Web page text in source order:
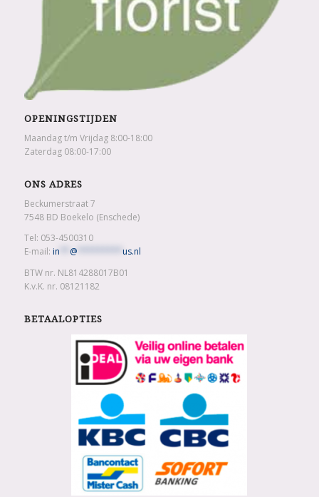
OPENINGSTIJDEN
Maandag t/m Vrijdag 8:00-18:00
Zaterdag 08:00-17:00
ONS ADRES
Beckumerstraat 7
7548 BD Boekelo (Enschede)
Tel: 053-4500310
E-mail: in @
us.nl
BTW nr. NL814288017B01
K.v.K. nr. 08121182
BETAALOPTIES